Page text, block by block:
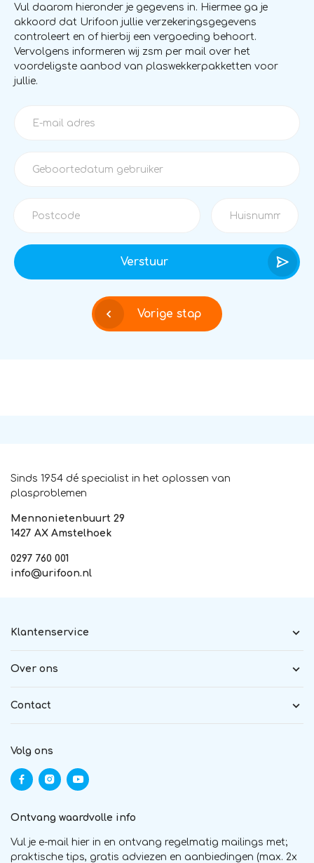
Vul daarom hieronder je gegevens in. Hiermee ga je
akkoord dat Urifoon jullie verzekeringsgegevens
controleert en of hierbij een vergoeding behoort.
Vervolgens informeren wij zsm per mail over het
voordeligste aanbod van plaswekkerpakketten voor
jullie.
Verstuur
Vorige stap
Sinds 1954 dé specialist in het oplossen van
plasproblemen
Mennonietenbuurt 29
1427 AX Amstelhoek
0297 760 001
info@urifoon.nl
Klantenservice
Over ons
Contact
Volg ons
Ontvang waardvolle info
Vul je e-mail hier in en ontvang regelmatig mailings met;
praktische tips, gratis adviezen en aanbiedingen (max. 2x